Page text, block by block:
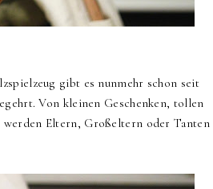
gibt es nunmehr schon seit
Von kleinen Geschenken, tollen
Eltern, Großeltern oder Tanten